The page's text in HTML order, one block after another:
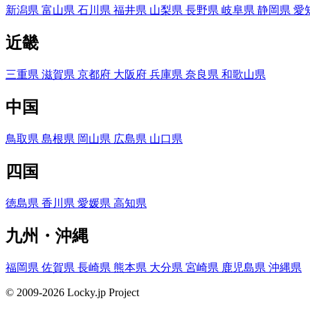
新潟県 富山県 石川県 福井県 山梨県 長野県 岐阜県 静岡県 愛
近畿
三重県 滋賀県 京都府 大阪府 兵庫県 奈良県 和歌山県
中国
鳥取県 島根県 岡山県 広島県 山口県
四国
徳島県 香川県 愛媛県 高知県
九州・沖縄
福岡県 佐賀県 長崎県 熊本県 大分県 宮崎県 鹿児島県 沖縄県
© 2009-2026 Locky.jp Project